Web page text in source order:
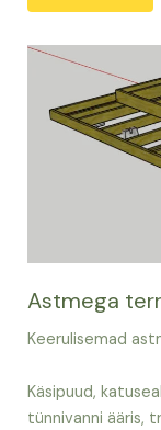
Astmega
Keerulisemad
Käsipuud,
tünnivanni ääris,